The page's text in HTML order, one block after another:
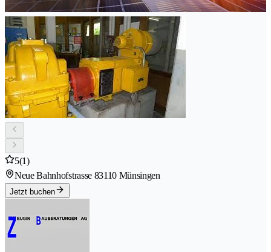
5(1)
Neue Bahnhofstrasse 83110 Münsingen
Jetzt buchen